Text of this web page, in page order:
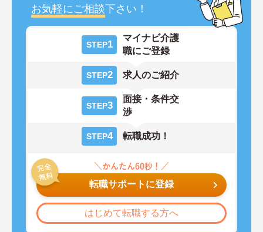
お気軽にご相談下さい！
STEP1
マイナビ介護
職にご登録
STEP2 求人のご紹介
STEP3
面接・条件交
渉
STEP4 転職成功！
転職サポートに登録
はじめて転職する方へ